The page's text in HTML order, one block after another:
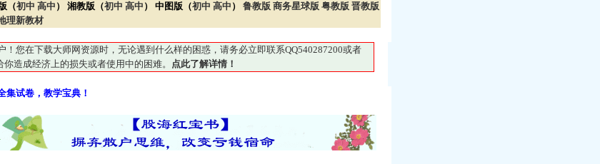
（初中 高中 ） 湘教版（初中 高中 ） 中图版（初中 高中 ） 鲁教版 商务星球版 粤教版 晋教版
理新教材
！您在下载大师网资源时，无论遇到什么样的困惑，请务必立即联系QQ540287200或者
造成经济上的损失或者使用中的困难。 点此了解详情！
集试卷，教学宝典！